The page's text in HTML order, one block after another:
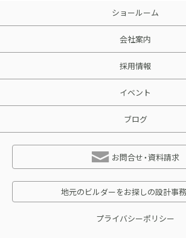
ショールーム
会社案内
採用情報
イベント
ブログ
お問合せ・資料請求
地元のビルダーをお探しの設計事
プライバシーポリシー